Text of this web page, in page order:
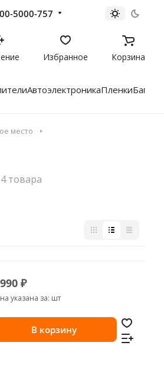
5000-757
Избранное Корзина
АвтоэлектроникаПленки
место
4 товара
₽
указана за: шт
В корзину